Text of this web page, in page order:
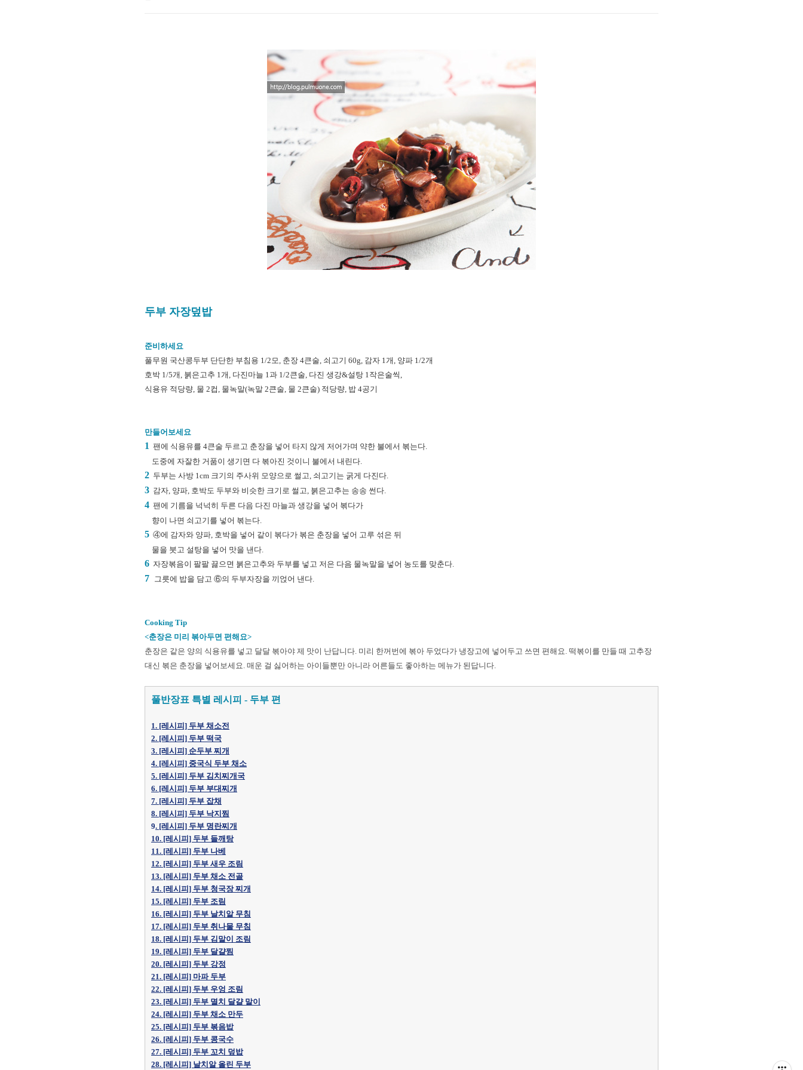
두부 자장덮밥
준비하세요
풀무원 국산콩두부 단단한 부침용 1/2모, 춘장 4큰술, 쇠고기 60g, 감자 1개, 양파 1/2개
호박 1/5개, 붉은고추 1개, 다진마늘 1과 1/2큰술, 다진 생강&설탕 1작은술씩,
식용유 적당량, 물 2컵, 물녹말(녹말 2큰술, 물 2큰술) 적당량, 밥 4공기
만들어보세요
1 팬에 식용유를 4큰술 두르고 춘장을 넣어 타지 않게 저어가며 약한 불에서 볶는다.
도중에 자잘한 거품이 생기면 다 볶아진 것이니 불에서 내린다.
2 두부는 사방 1cm 크기의 주사위 모양으로 썰고, 쇠고기는 굵게 다진다.
3 감자, 양파, 호박도 두부와 비슷한 크기로 썰고, 붉은고추는 송송 썬다.
4 팬에 기름을 넉넉히 두른 다음 다진 마늘과 생강을 넣어 볶다가
향이 나면 쇠고기를 넣어 볶는다.
5 ④에 감자와 양파, 호박을 넣어 같이 볶다가 볶은 춘장을 넣어 고루 섞은 뒤
물을 붓고 설탕을 넣어 맛을 낸다.
6 자장볶음이 팔팔 끓으면 붉은고추와 두부를 넣고 저은 다음 물녹말을 넣어 농도를 맞춘다.
7 그릇에 밥을 담고 ⑥의 두부자장을 끼얹어 낸다.
Cooking Tip
<춘장은 미리 볶아두면 편해요>
춘장은 같은 양의 식용유를 넣고 달달 볶아야 제 맛이 난답니다. 미리 한꺼번에 볶아 두었다가 냉장고에 넣어두고 쓰면 편해요. 떡볶이를 만들 때 고추장
대신 볶은 춘장을 넣어보세요. 매운 걸 싫어하는 아이들뿐만 아니라 어른들도 좋아하는 메뉴가 된답니다.
풀반장표 특별 레시피 - 두부 편
1. [레시피] 두부 채소전
2. [레시피] 두부 떡국
3. [레시피] 순두부 찌개
4. [레시피] 중국식 두부 채소
5. [레시피] 두부 김치찌개국
6. [레시피] 두부 부대찌개
7. [레시피] 두부 잡채
8. [레시피] 두부 낙지찜
9. [레시피] 두부 명란찌개
10. [레시피] 두부 들깨탕
11. [레시피] 두부 나베
12. [레시피] 두부 새우 조림
13. [레시피] 두부 채소 전골
14. [레시피] 두부 청국장 찌개
15. [레시피] 두부 조림
16. [레시피] 두부 날치알 무침
17. [레시피] 두부 취나물 무침
18. [레시피] 두부 김말이 조림
19. [레시피] 두부 달걀찜
20. [레시피] 두부 강정
21. [레시피] 마파 두부
22. [레시피] 두부 우엉 조림
23. [레시피] 두부 멸치 달걀 말이
24. [레시피] 두부 채소 만두
25. [레시피] 두부 볶음밥
26. [레시피] 두부 콩국수
27. [레시피] 두부 꼬치 덮밥
28. [레시피] 날치알 올린 두부